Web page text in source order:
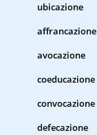
ubicazione
affrancazione
avocazione
coeducazione
convocazione
defecazione